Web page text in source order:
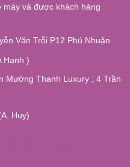
máy và được khách hàng
Văn Trỗi P12 Phú Nhuận
Hạnh )
Mường Thanh Luxury , 4 Trần
Huy)